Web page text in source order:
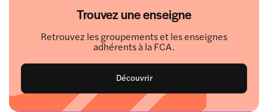
Trouvez une enseigne
Retrouvez les groupements et les enseignes
adhérents à la FCA.
Découvrir